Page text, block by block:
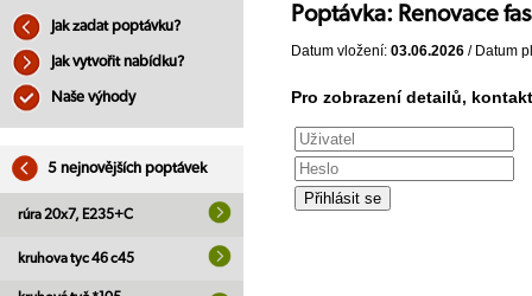
Jak zadat poptávku?
Jak vytvořit nabídku?
Naše výhody
5 nejnovějších poptávek
rúra 20x7, E235+C
kruhova tyc 46 c45
Poptávka: Renovace
Datum vložení: 03.06.2026 / Datum
Pro zobrazení detailů,